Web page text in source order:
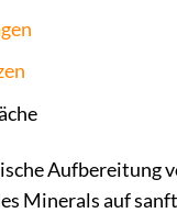
Aufbereitung
Minerals auf